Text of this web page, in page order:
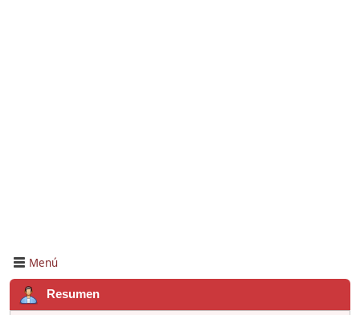
Menú
Resumen